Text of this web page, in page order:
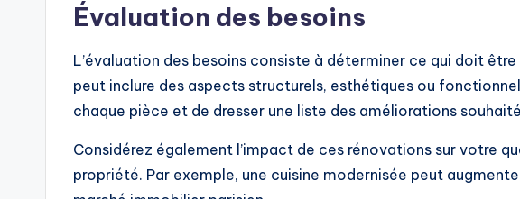
Évaluation des besoins
L’évaluation des besoins consiste à déterminer ce qui doit
peut inclure des aspects structurels, esthétiques ou
chaque pièce et de dresser une liste des améliorations
Considérez également l’impact de ces rénovations sur votre
propriété. Par exemple, une cuisine modernisée peut